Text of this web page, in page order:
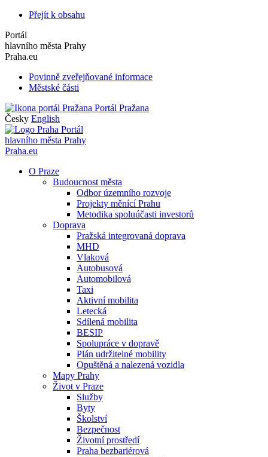
Přejít k obsahu
Portál
hlavního města Prahy
Praha.eu
Povinně zveřejňované informace
Městské části
Portál Pražana
Česky English
Portál
hlavního města Prahy
Praha.eu
O Praze
Budoucnost města
Odbor územního rozvoje
Projekty měnící Prahu
Metodika spoluúčasti investorů
Doprava
Pražská integrovaná doprava
MHD
Vlaková
Autobusová
Automobilová
Taxi
Aktivní mobilita
Letecká
Sdílená mobilita
BESIP
Spolupráce v dopravě
Plán udržitelné mobility
Opuštěná a nalezená vozidla
Mapy Prahy
Život v Praze
Služby
Byty
Školství
Bezpečnost
Životní prostředí
Praha bezbariérová